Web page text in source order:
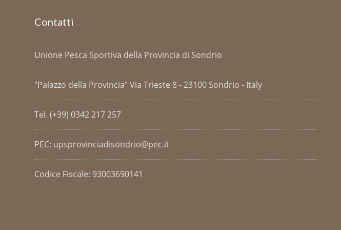
Contatti
Unione Pesca Sportiva della Provincia di Sondrio
"Palazzo della Provincia" Via Trieste 8 - 23100 Sondrio - Italy
Tel. (+39) 0342 217 257
PEC: upsprovinciadisondrio@pec.it
Codice Fiscale: 93003690141